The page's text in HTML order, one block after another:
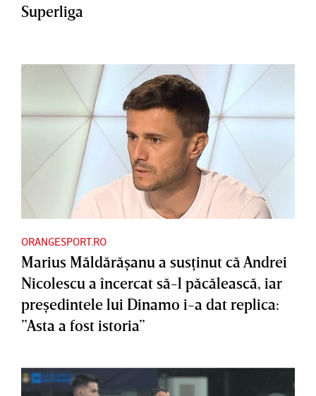
Superliga
ORANGESPORT.RO
Marius Măldărăşanu a susţinut că Andrei
Nicolescu a încercat să-l păcălească, iar
preşedintele lui Dinamo i-a dat replica:
”Asta a fost istoria”